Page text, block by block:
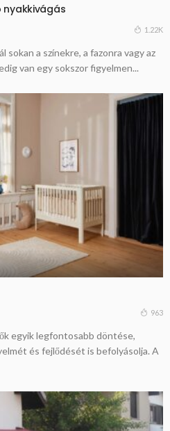
1.22K
sokan a színekre, a fazonra vagy az
van egy sokszor figyelmen...
963
egyik legfontosabb döntése,
és fejlődését is befolyásolja. A